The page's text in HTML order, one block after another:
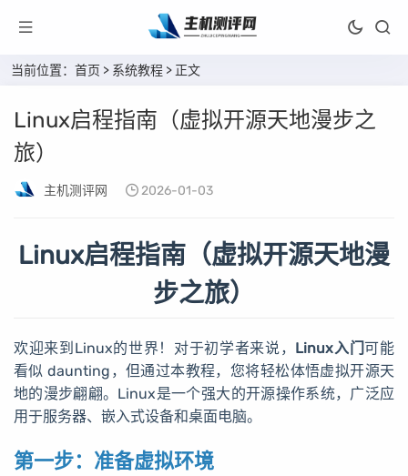
当前位置： 首页 > 系统教程 > 正文
Linux启程指南（虚拟开源天地漫步之
旅）
主机测评网 2026-01-03
Linux启程指南（虚拟开源天地漫
步之旅）
欢迎来到Linux的世界！对于初学者来说， Linux入门可能
看似 daunting，但通过本教程，您将轻松体悟虚拟开源天
地的漫步翩翩。Linux是一个强大的开源操作系统，广泛应
用于服务器、嵌入式设备和桌面电脑。
第一步：准备虚拟环境